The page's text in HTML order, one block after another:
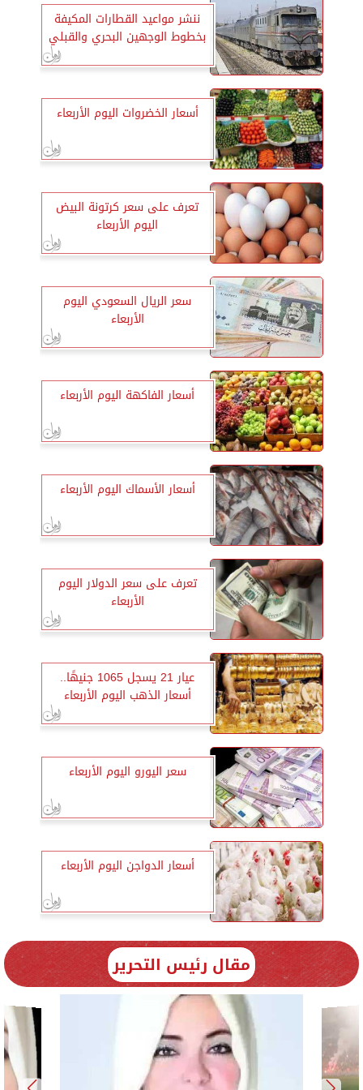
ننشر مواعيد القطارات المكيفة
بخطوط الوجهين البحري والقبلي
أسعار الخضروات اليوم الأربعاء
تعرف على سعر كرتونة البيض
اليوم الأربعاء
سعر الريال السعودي اليوم
الأربعاء
أسعار الفاكهة اليوم الأربعاء
أسعار الأسماك اليوم الأربعاء
تعرف على سعر الدولار اليوم
الأربعاء
عيار 21 يسجل 1065 جنيهًا..
أسعار الذهب اليوم الأربعاء
سعر اليورو اليوم الأربعاء
أسعار الدواجن اليوم الأربعاء
مقال رئيس التحرير